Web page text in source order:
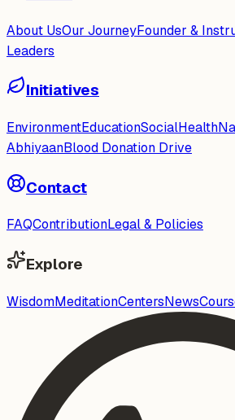
About UsOur JourneyFounder &
Leaders
Initiatives
EnvironmentEducationSocialHealth
AbhiyaanBlood Donation Drive
Contact
FAQContributionLegal & Policies
Explore
WisdomMeditationCentersNews